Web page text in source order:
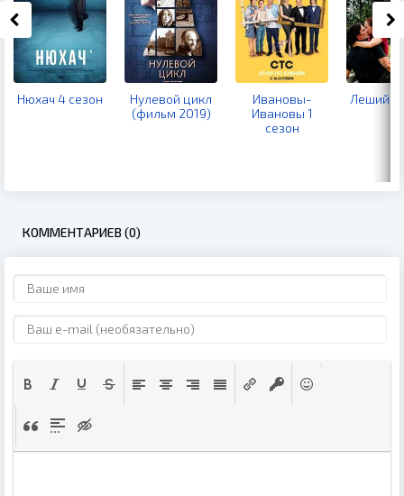
Нюхач 4 сезон
Нулевой цикл
(фильм 2019)
Ивановы-
Ивановы 1
сезон
Леший 2
КОММЕНТАРИЕВ (0)